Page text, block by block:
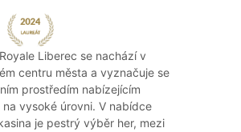
Liberec se nachází v
centru města a vyznačuje se
prostředím nabízejícím
na vysoké úrovni. V nabídce
je pestrý výběr her, mezi